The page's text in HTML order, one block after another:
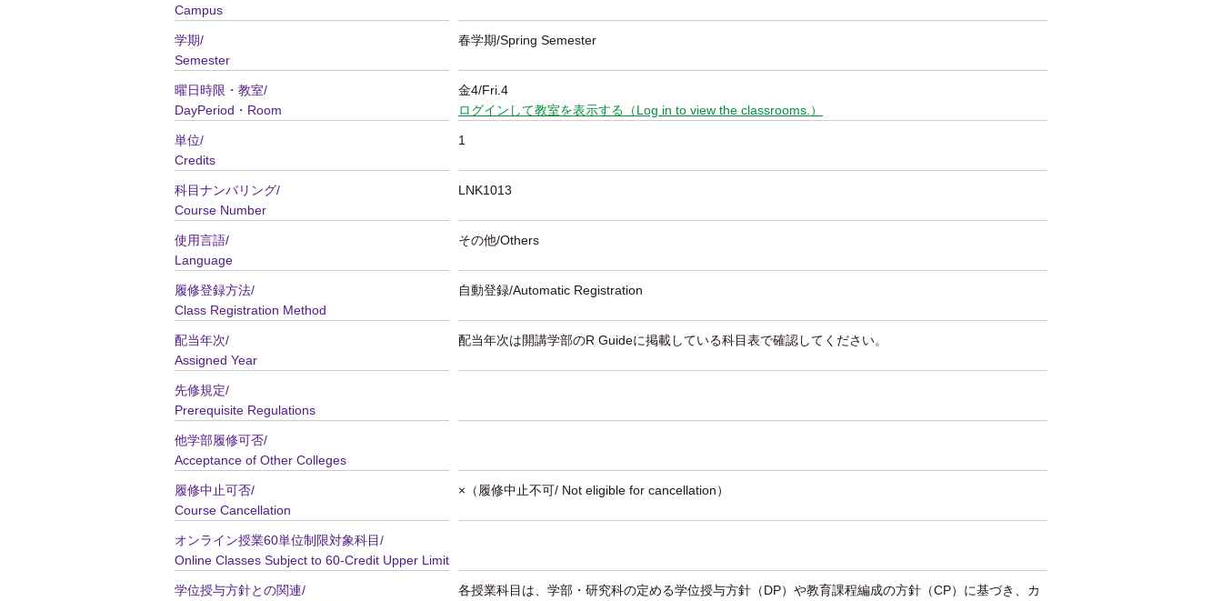
Campus
学期/
Semester
春学期/Spring Semester
曜日時限・教室/
DayPeriod・Room
金4/Fri.4
ログインして教室を表示する（Log in to view the classrooms.）
単位/
Credits
1
科目ナンバリング/
Course Number
LNK1013
使用言語/
Language
その他/Others
履修登録方法/
Class Registration Method
自動登録/Automatic Registration
配当年次/
Assigned Year
配当年次は開講学部のR Guideに掲載している科目表で確認してください。
先修規定/
Prerequisite Regulations
他学部履修可否/
Acceptance of Other Colleges
履修中止可否/
Course Cancellation
×（履修中止不可/ Not eligible for cancellation）
オンライン授業60単位制限対象科目/
Online Classes Subject to 60-Credit Upper Limit
学位授与方針との関連/
各授業科目は、学部・研究科の定める学位授与方針（DP）や教育課程編成の方針（CP）に基づき、カ